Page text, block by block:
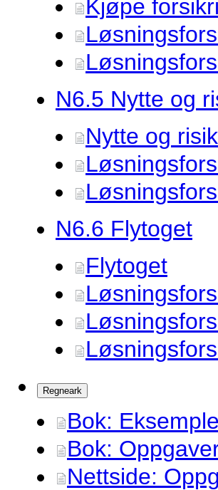
Kjøpe
N6.5 Nytte og
Nytte og
N6.6 Flytoget
Flytoget
Regneark
Bok:
Bok:
Nettside: